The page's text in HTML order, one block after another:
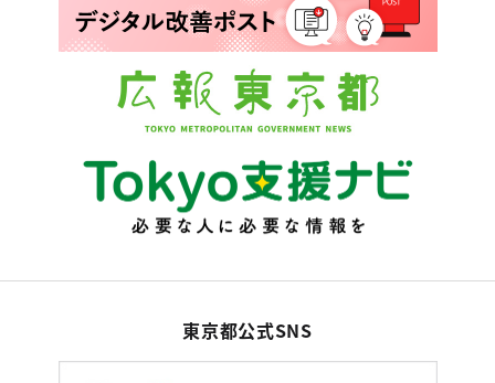
東京都公式SNS